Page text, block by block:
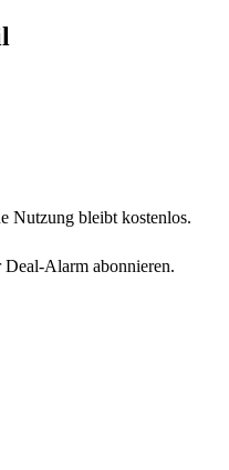
Nutzung bleibt kostenlos.
Deal-Alarm abonnieren.